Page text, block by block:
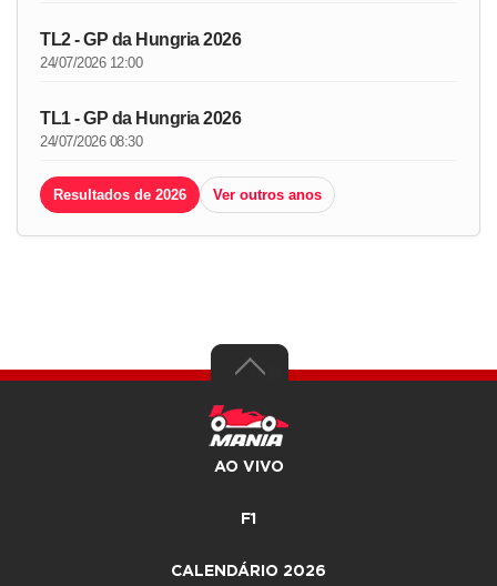
TL2 - GP da Hungria 2026
24/07/2026 12:00
TL1 - GP da Hungria 2026
24/07/2026 08:30
Resultados de 2026 Ver outros anos
AO VIVO
F1
CALENDÁRIO 2026